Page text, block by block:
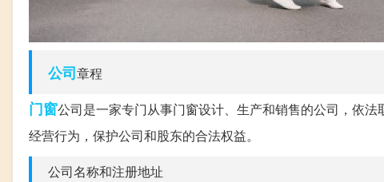
公司章程
门窗公司是一家专门从事门窗设计、生产和销售的公司，依
经营行为，保护公司和股东的合法权益。
公司名称和注册地址